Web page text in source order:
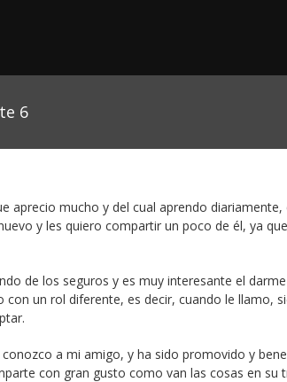
6
aprecio mucho y del cual aprendo
y les quiero compartir un poco de él, ya
de los seguros y es muy interesante el
con un rol diferente, es decir, cuando le llamo,
a mi amigo, y ha sido promovido y
con gran gusto como van las cosas en